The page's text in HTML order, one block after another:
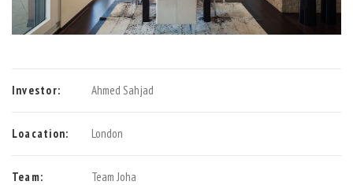
Investor: Ahmed Sahjad
Loacation: London
Team: Team Joha